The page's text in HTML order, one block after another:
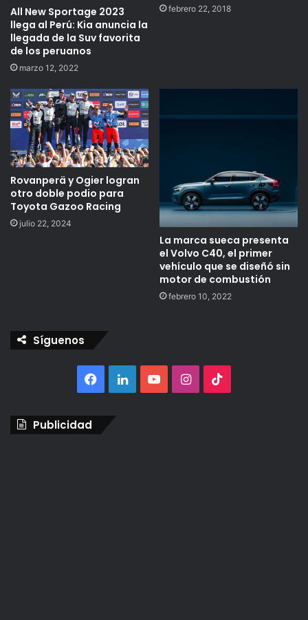
All New Sportage 2023
llega al Perú: Kia anuncia la
llegada de la Suv favorita
de los peruanos
marzo 12, 2022
febrero 22, 2018
Rovanperä y Ogier logran
otro doble podio para
Toyota Gazoo Racing
julio 22, 2024
La marca sueca presenta
el Volvo C40, el primer
vehículo que se diseñó sin
motor de combustión
febrero 10, 2022
Síguenos
Facebook
LinkedInYouTubeInstagram
Publicidad